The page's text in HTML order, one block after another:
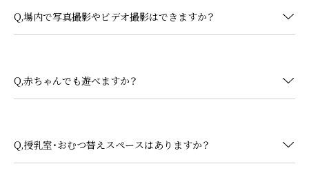
Q,場内で写真撮影やビデオ撮影はできますか？
Q,赤ちゃんでも遊べますか？
Q,授乳室・おむつ替えスペースはありますか？